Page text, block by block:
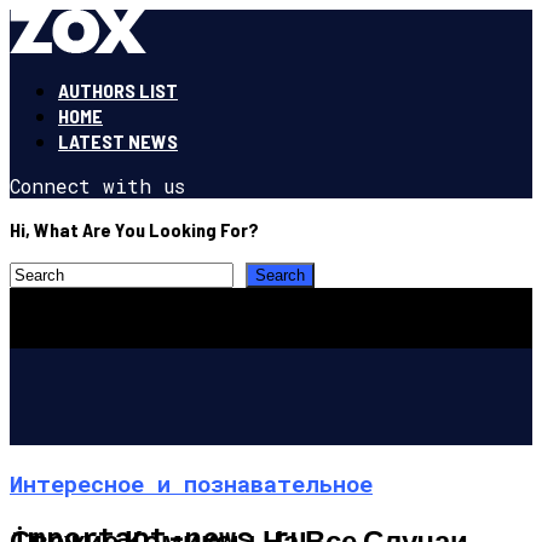
AUTHORS LIST
HOME
LATEST NEWS
Connect with us
Hi, What Are You Looking For?
Интересное и познавательное